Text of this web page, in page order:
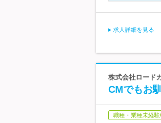
求人詳細を見る
株式会社ロード
CMでもお
職種・業種未経験